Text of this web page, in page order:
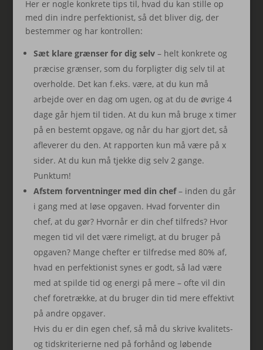
Her er nogle konkrete tips til, hvad du kan stille op
med din indre perfektionist, så det bliver dig, der
bestemmer og har kontrollen:
Sæt klare grænser for dig selv– helt konkrete og
præcise grænser, som du forpligter dig selv til at
overholde. Det kan f.eks. være, at du kun må
arbejde over en dag om ugen, og at du de øvrige 4
dage går hjem til tiden. At du kun må bruge x timer
på en bestemt opgave, og når du har gjort det, så
afleverer du den. At rapporten kun må være på x
sider. At du kun må tjekke dig selv 2 gange.
Punktum!
Afstem forventninger med din chef– inden du går
i gang med at løse opgaven. Hvad forventer din
chef, at du gør? Hvornår er din chef tilfreds? Hvor
megen tid vil det være rimeligt, at du bruger på
opgaven? Mange chefter er tilfredse med 80% af,
hvad en perfektionist synes er godt, så lad være
med at spilde tid og energi på mere – ofte vil din
chef foretrække, at du bruger din tid mere effektivt
på andre opgaver.
Hvis du er din egen chef, så må du skrive kvalitets-
og tidskriterierne ned på forhånd og løbende